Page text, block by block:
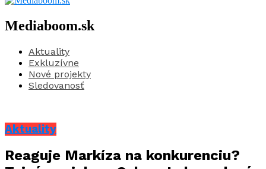
Mediaboom.sk
Aktuality
Exkluzívne
Nové projekty
Sledovanosť
Aktuality
Reaguje Markíza na konkurenciu?